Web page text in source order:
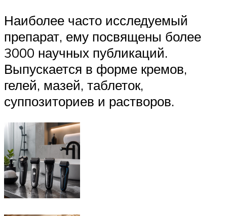
Наиболее часто исследуемый
препарат, ему посвящены более
3000 научных публикаций.
Выпускается в форме кремов,
гелей, мазей, таблеток,
суппозиториев и растворов.